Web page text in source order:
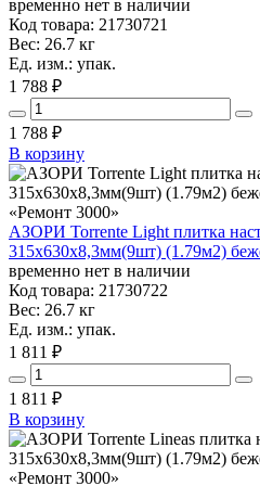
временно нет в наличии
Код товара: 21730721
Вес: 26.7 кг
Ед. изм.: упак.
1 788 ₽
1 788 ₽
В корзину
АЗОРИ Torrente Light плитка
315x630x8,3мм(9шт) (1.79м2)
временно нет в наличии
Код товара: 21730722
Вес: 26.7 кг
Ед. изм.: упак.
1 811 ₽
1 811 ₽
В корзину